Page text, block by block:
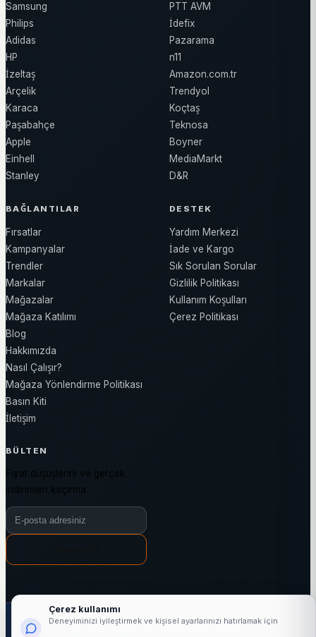
Samsung
Philips
Adidas
HP
İzeltaş
Arçelik
Karaca
Paşabahçe
Apple
Einhell
Stanley
PTT AVM
İdefix
Pazarama
n11
Amazon.com.tr
Trendyol
Koçtaş
Teknosa
Boyner
MediaMarkt
D&R
BAĞLANTILAR
Fırsatlar
Kampanyalar
Trendler
Markalar
Mağazalar
Mağaza Katılımı
Blog
Hakkımızda
Nasıl Çalışır?
Mağaza Yönlendirme Politikası
Basın Kiti
İletişim
DESTEK
Yardım Merkezi
İade ve Kargo
Sık Sorulan Sorular
Gizlilik Politikası
Kullanım Koşulları
Çerez Politikası
BÜLTEN
Fiyat düşüşlerini ve gerçek
indirimleri kaçırma.
Bülten e-posta adresiniz
1000+ 24876+3144+ 7/24
Çerez kullanımı
Deneyiminizi iyileştirmek ve kişisel ayarlarınızı hatırlamak için